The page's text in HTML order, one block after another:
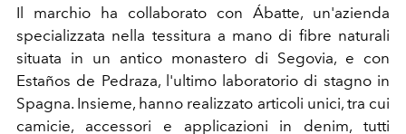
Il marchio ha collaborato con Ábatte, un'azienda
specializzata nella tessitura a mano di fibre naturali
situata in un antico monastero di Segovia, e con
Estaños de Pedraza, l'ultimo laboratorio di stagno in
Spagna. Insieme, hanno realizzato articoli unici, tra cui
camicie, accessori e applicazioni in denim, tutti